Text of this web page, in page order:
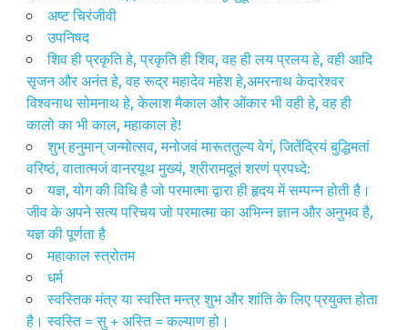
अष्ट चिरंजीवी
उपनिषद
शिव ही प्रकृति हे, प्रकृति ही शिव, वह ही लय प्रलय हे, वही आदि
सृजन और अनंत हे, वह रूद्र महादेव महेश हे,अमरनाथ केदारेश्वर
विश्वनाथ सोमनाथ हे, केलाश मैकाल और ओंकार भी वही हे, वह ही
कालो का भी काल, महाकाल हे!
शुभ् हनुमान् जन्मोत्सव, मनोजवं मारूततुल्य वेगं, जितेंद्रियं बुद्धिमतां
वरिष्ठं, वातात्मजं वानरयूथ मुख्यं, श्रीरामदूतं शरणं प्रपध्दे:
यज्ञ, योग की विधि है जो परमात्मा द्वारा ही हृदय में सम्पन्न होती है।
जीव के अपने सत्य परिचय जो परमात्मा का अभिन्न ज्ञान और अनुभव है,
यज्ञ की पूर्णता है
महाकाल स्त्रोतम
धर्म
स्वस्तिक मंत्र या स्वस्ति मन्त्र शुभ और शांति के लिए प्रयुक्त होता
है। स्वस्ति = सु + अस्ति = कल्याण हो।